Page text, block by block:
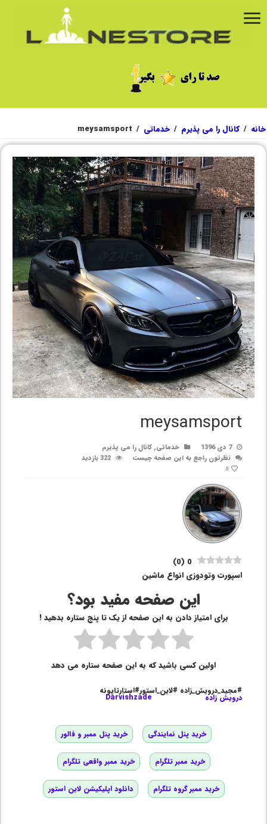
خانه / کانال را می پذیرم / خدماتی /
meysamsport
meysamsport
7 دی 1396 خدماتی,کانال را می پذیرم
نظرتون راجع به این صفحه چیست
322 بازدید
8
0
(
0
)
اسپورت وتودوزی انواع ماشین
این صفحه مفید بود؟
برای امتیاز دادن به این صفحه از یک تا پنج ستاره بدهید !
اولین کسی باشید که به این صفحه ستاره می دهد
#مجید_درویش_زاده #لاین_استور#استارتاپونه
درویش زاده Darvishzade
خرید پنل نمایندگی خرید پنل ممبر و فالور
خرید ممبر تلگرام خرید ممبر واقعی تلگرام
خرید ممبر گروه تلگرام دانلود اپلیکیشن لاین استور